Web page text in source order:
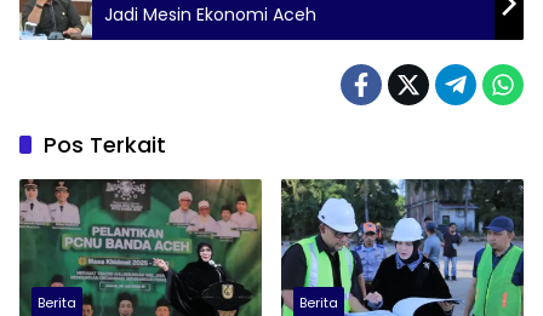
Jadi Mesin Ekonomi Aceh
Pos Terkait
Berita Berita